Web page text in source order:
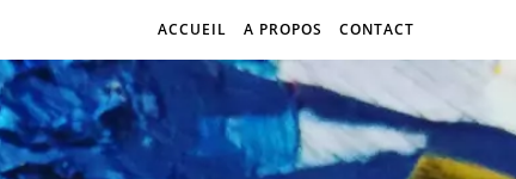
ACCUEIL A PROPOS CONTACT